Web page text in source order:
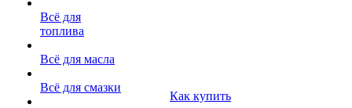
Всё для
топлива
Всё для масла
Всё для смазки
Как купить